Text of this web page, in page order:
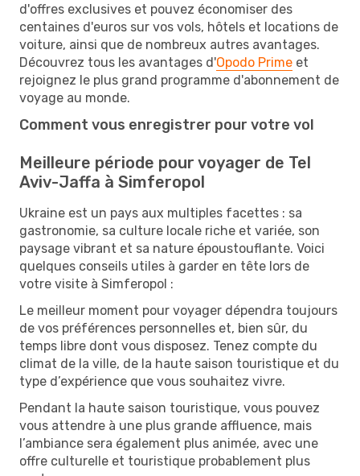
d'offres exclusives et pouvez économiser des
centaines d'euros sur vos vols, hôtels et locations de
voiture, ainsi que de nombreux autres avantages.
Découvrez tous les avantages d'Opodo Prime et
rejoignez le plus grand programme d'abonnement de
voyage au monde.
Comment vous enregistrer pour votre vol
Meilleure période pour voyager de Tel
Aviv-Jaffa à Simferopol
Ukraine est un pays aux multiples facettes : sa
gastronomie, sa culture locale riche et variée, son
paysage vibrant et sa nature époustouflante. Voici
quelques conseils utiles à garder en tête lors de
votre visite à Simferopol :
Le meilleur moment pour voyager dépendra toujours
de vos préférences personnelles et, bien sûr, du
temps libre dont vous disposez. Tenez compte du
climat de la ville, de la haute saison touristique et du
type d’expérience que vous souhaitez vivre.
Pendant la haute saison touristique, vous pouvez
vous attendre à une plus grande affluence, mais
l’ambiance sera également plus animée, avec une
offre culturelle et touristique probablement plus